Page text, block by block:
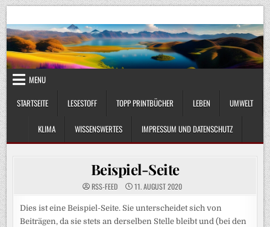
Skip
to
content
UmweltKlima.com
MENU
STARTSEITE
LESESTOFF TOPP PRINTBÜCHER LEBEN UMWELT
KLIMA WISSENSWERTES IMPRESSUM UND DATENSCHUTZ
Beispiel-Seite
RSS-FEED 11. AUGUST 2020
Dies ist eine Beispiel-Seite. Sie unterscheidet sich von
Beiträgen, da sie stets an derselben Stelle bleibt und (bei den